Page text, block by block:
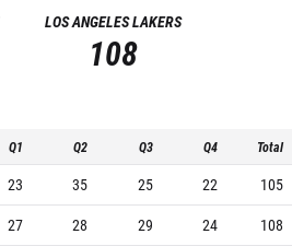
LOS ANGELES LAKERS
108
Q1 Q2 Q3 Q4 Total
23 35 25 22
105
27 28 29 24 108